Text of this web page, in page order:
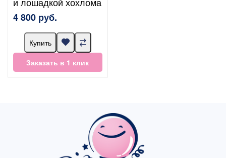
4 800 руб.
Купить
Заказать в 1 клик